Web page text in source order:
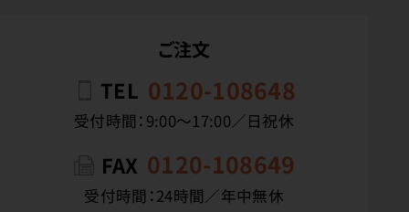
ご注文
TEL 0120-108648
受付時間：9:00〜17:00／日祝休
FAX 0120-108649
受付時間：24時間／年中無休